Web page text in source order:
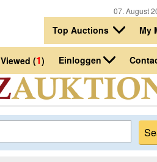
07. August
Top Auctions My
Viewed (1) Einloggen